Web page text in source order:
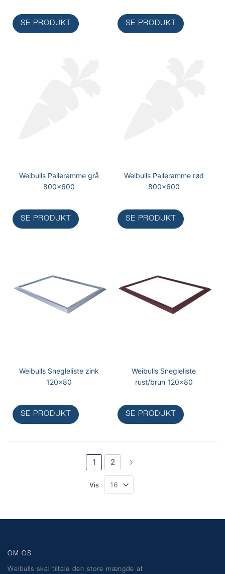
SE PRODUKT SE PRODUKT
Weibulls Palleramme grå
800x600
SE PRODUKT
Weibulls Palleramme rød
800x600
SE PRODUKT
Weibulls Snegleliste zink
120x80
SE PRODUKT
Weibulls Snegleliste
rust/brun 120x80
SE PRODUKT
Side
Du læser i øjeblikket side
1 Side
2 Side
Videre
Vis
OM OS
Weibulls skal tiltale den store mængde af